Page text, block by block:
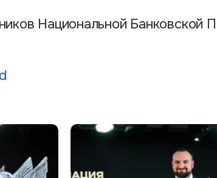
Национальной Банковской